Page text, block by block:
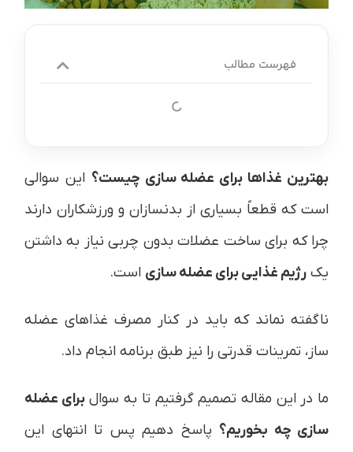
فهرست مطالب
بهترین غذاها برای عضله سازی چیست؟ این سوالی
است که قطعاً بسیاری از بدنسازان و ورزشکاران دارند
چرا که برای ساخت عضلات بدون چربی نیاز به داشتن
یک رژیم غذایی برای عضله سازی است.
ناگفته نماند که باید در کنار مصرف غذاهای عضله
ساز، تمرینات قدرتی را نیز طبق برنامه انجام داد.
ما در این مقاله تصمیم گرفتیم تا به سوالبرای عضله
سازی چه بخوریم؟ پاسخ دهیم پس تا انتهای این